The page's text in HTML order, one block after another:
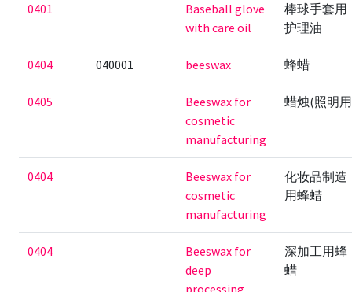
0401
Baseball glove
with care oil
棒球手套用
护理油
0404 040001 beeswax 蜂蜡
0405
Beeswax for
cosmetic
manufacturing
蜡烛(照明
0404
Beeswax for
cosmetic
manufacturing
化妆品制造
用蜂蜡
0404
Beeswax for
deep
processing
深加工用蜂
蜡